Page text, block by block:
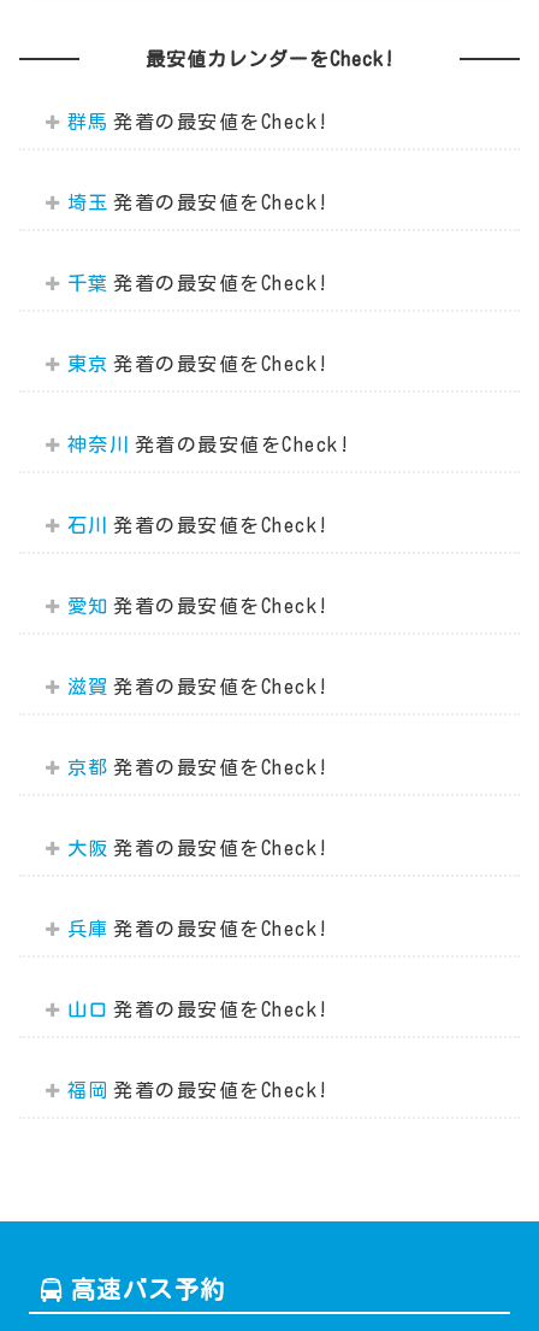
最安値カレンダーをCheck!
群馬
埼玉
千葉
東京
神奈川
石川
愛知
滋賀
京都
大阪
兵庫
山口
福岡
高速バス予約